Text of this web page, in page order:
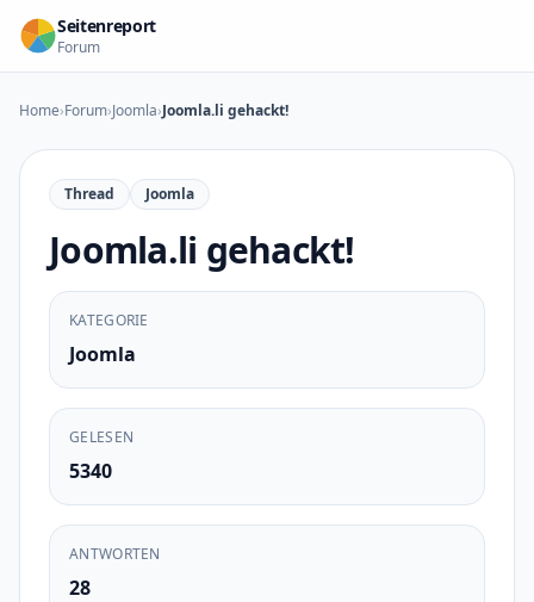
Zum Inhalt springen
Seitenreport
Forum
Home›Forum›Joomla›Joomla.li gehackt!
Thread Joomla
Joomla.li gehackt!
KATEGORIE
Joomla
GELESEN
5340
ANTWORTEN
28